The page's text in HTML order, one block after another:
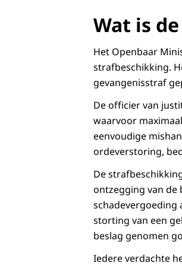
Wat is de
Het Openbaar
strafbeschikking.
gevangenisstraf
De officier van
waarvoor
eenvoudige
ordeverstoring,
De
ontzegging van de
schadevergoeding
storting van een
beslag genomen
Iedere verdachte